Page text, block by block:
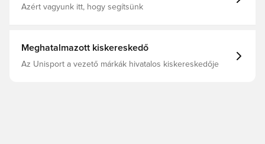
Azért vagyunk itt, hogy segítsünk
Meghatalmazott kiskereskedő
Az Unisport a vezető márkák hivatalos kiskereskedője